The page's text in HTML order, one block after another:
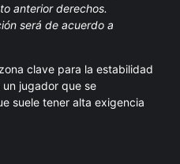
anterior derechos.
será de acuerdo a
clave para la estabilidad
jugador que se
suele tener alta exigencia